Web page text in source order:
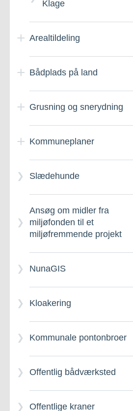
Klage
Arealtildeling
Ansøgning om
Arealtildeling – Særligt
Bådplads på land
Bådplads på land –
Grusning og snerydning
Grusning og Snerydning
Kommuneplaner
Kommuneplaner –
Kommuneplaner –
Ændringer
Slædehunde
Ansøg om midler fra
miljøfonden til et
miljøfremmende projekt
NunaGIS
Kloakering
Kommunale pontonbroer
Offentlig bådværksted
Offentlige kraner